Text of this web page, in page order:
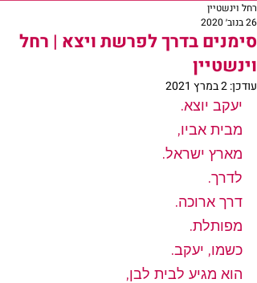
סימנים בדרך לפרשת ויצא | רחל
וינשטיין
רחל וינשטיין
26 בנוב׳ 2020
עודכן:2 במרץ 2021
יעקב יוצא.
מבית אביו,
מארץ ישראל.
לדרך.
דרך ארוכה.
מפותלת.
כשמו, יעקב.
הוא מגיע לבית לבן,